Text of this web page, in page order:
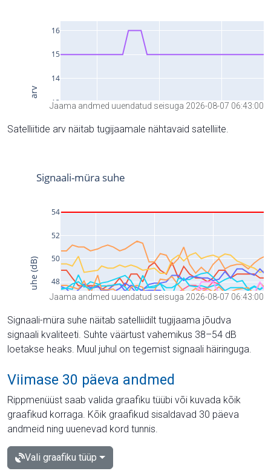
Jaama andmed uuendatud seisuga 2026-08-07 06:43:00
Satelliitide arv näitab tugijaamale nähtavaid satelliite.
Jaama andmed uuendatud seisuga 2026-08-07 06:43:00
Signaali-müra suhe näitab satelliidilt tugijaama jõudva
signaali kvaliteeti. Suhte väärtust vahemikus 38–54 dB
loetakse heaks. Muul juhul on tegemist signaali häiringuga.
Viimase 30 päeva andmed
Rippmenüüst saab valida graafiku tüübi või kuvada kõik
graafikud korraga. Kõik graafikud sisaldavad 30 päeva
andmeid ning uuenevad kord tunnis.
Vali graafiku tüüp